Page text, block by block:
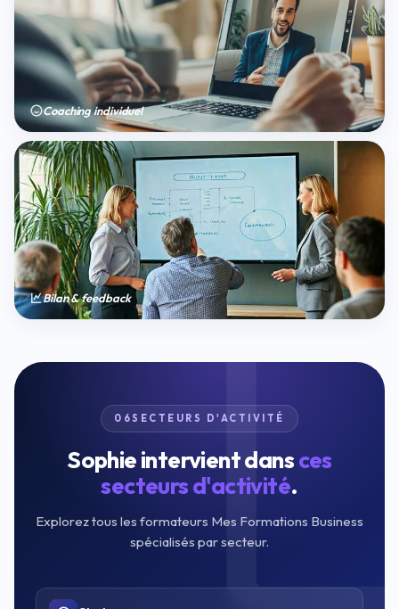
Coaching individuel
Bilan & feedback
06SECTEURS D'ACTIVITÉ
Sophie intervient dansces
secteurs d'activité.
Explorez tous les formateurs Mes Formations Business
spécialisés par secteur.